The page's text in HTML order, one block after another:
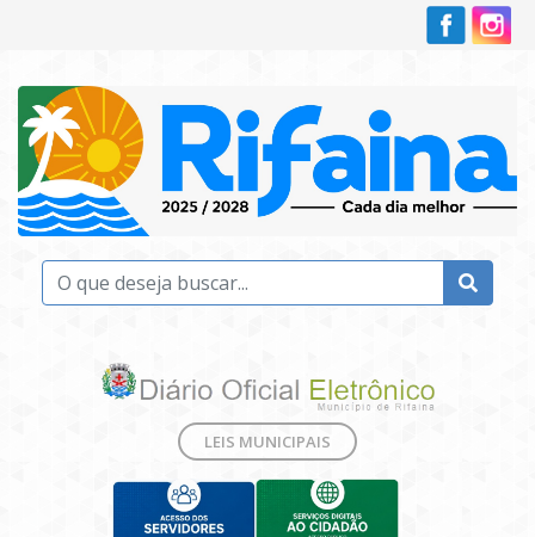
LEIS MUNICIPAIS